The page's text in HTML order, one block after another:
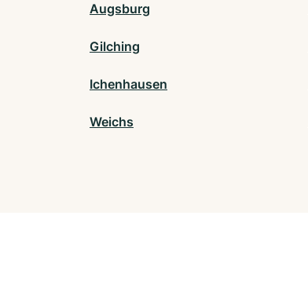
Augsburg
Gilching
Ichenhausen
Weichs